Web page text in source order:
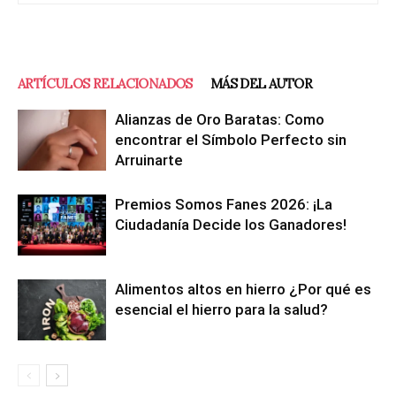
ARTÍCULOS RELACIONADOS MÁS DEL AUTOR
Alianzas de Oro Baratas: Como
encontrar el Símbolo Perfecto sin
Arruinarte
Premios Somos Fanes 2026: ¡La
Ciudadanía Decide los Ganadores!
Alimentos altos en hierro ¿Por qué es
esencial el hierro para la salud?